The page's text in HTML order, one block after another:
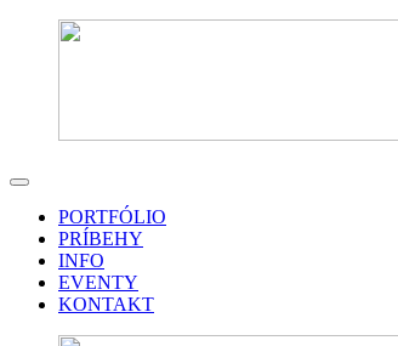
PORTFÓLIO
PRÍBEHY
INFO
EVENTY
KONTAKT